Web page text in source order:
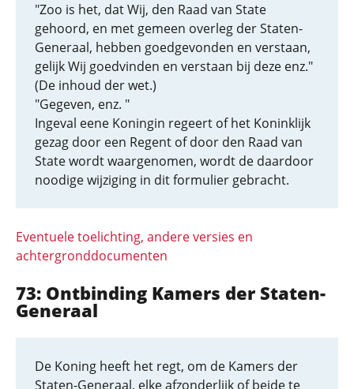
"Zoo is het, dat Wij, den Raad van State
gehoord, en met gemeen overleg der Staten-
Generaal, hebben goedgevonden en verstaan,
gelijk Wij goedvinden en verstaan bij deze enz."
(De inhoud der wet.)
"Gegeven, enz. "
Ingeval eene Koningin regeert of het Koninklijk
gezag door een Regent of door den Raad van
State wordt waargenomen, wordt de daardoor
noodige wijziging in dit formulier gebracht.
Eventuele toelichting, andere versies en
achtergronddocumenten
73: Ontbinding Kamers der Staten-
Generaal
De Koning heeft het regt, om de Kamers der
Staten-Generaal, elke afzonderlijk of beide te